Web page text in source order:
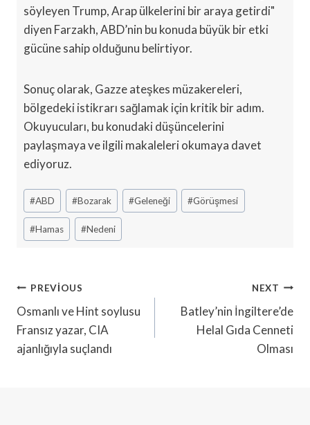
söyleyen Trump, Arap ülkelerini bir araya getirdi"
diyen Farzakh, ABD’nin bu konuda büyük bir etki
gücüne sahip olduğunu belirtiyor.
Sonuç olarak, Gazze ateşkes müzakereleri,
bölgedeki istikrarı sağlamak için kritik bir adım.
Okuyucuları, bu konudaki düşüncelerini
paylaşmaya ve ilgili makaleleri okumaya davet
ediyoruz.
Post
Tags:
#ABD #Bozarak #Geleneği #Görüşmesi
#Hamas #Nedeni
Yazı
Gezinmesi
PREVIOUS
Osmanlı ve Hint soylusu
Fransız yazar, CIA
ajanlığıyla suçlandı
NEXT
Batley’nin İngiltere’de
Helal Gıda Cenneti
Olması